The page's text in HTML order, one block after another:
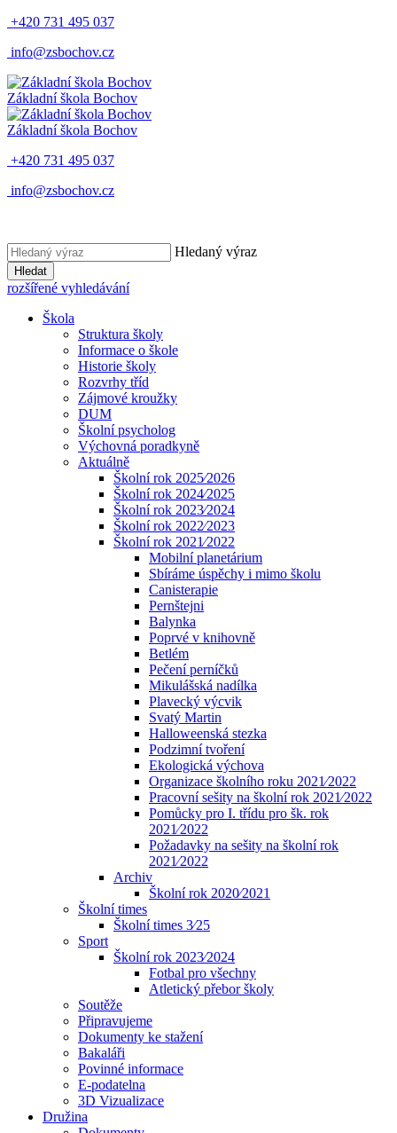
+420 731 495 037
info@zsbochov.cz
Základní škola Bochov
Základní škola Bochov
+420 731 495 037
info@zsbochov.cz
Hledaný výraz
Hledat
rozšířené vyhledávání
Škola
Struktura školy
Informace o škole
Historie školy
Rozvrhy tříd
Zájmové kroužky
DUM
Školní psycholog
Výchovná poradkyně
Aktuálně
Školní rok 2025⁄2026
Školní rok 2024⁄2025
Školní rok 2023⁄2024
Školní rok 2022⁄2023
Školní rok 2021⁄2022
Mobilní planetárium
Sbíráme úspěchy i mimo školu
Canisterapie
Pernštejni
Balynka
Poprvé v knihovně
Betlém
Pečení perníčků
Mikulášská nadílka
Plavecký výcvik
Svatý Martin
Halloweenská stezka
Podzimní tvoření
Ekologická výchova
Organizace školního roku 2021⁄2022
Pracovní sešity na školní rok 2021⁄2022
Pomůcky pro I. třídu pro šk. rok
2021⁄2022
Požadavky na sešity na školní rok
2021⁄2022
Archiv
Školní rok 2020⁄2021
Školní times
Školní times 3⁄25
Sport
Školní rok 2023⁄2024
Fotbal pro všechny
Atletický přebor školy
Soutěže
Připravujeme
Dokumenty ke stažení
Bakaláři
Povinné informace
E-podatelna
3D Vizualizace
Družina